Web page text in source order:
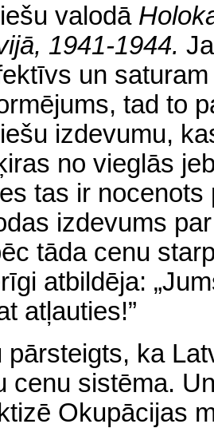
valodā
1941-1944.
un
tad to
izdevumu,
no vieglās
tas ir
izdevums
tāda cenu
atbildēja:
atļauties!”
pārsteigts, ka
cenu sistēma.
Okupācijas